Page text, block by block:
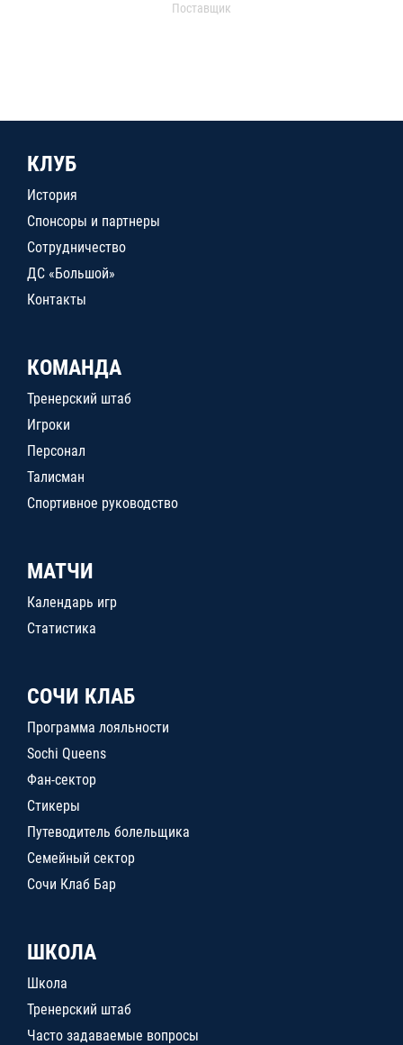
Поставщик
КЛУБ
История
Спонсоры и партнеры
Сотрудничество
ДС «Большой»
Контакты
КОМАНДА
Тренерский штаб
Игроки
Персонал
Талисман
Спортивное руководство
МАТЧИ
Календарь игр
Статистика
СОЧИ КЛАБ
Программа лояльности
Sochi Queens
Фан-сектор
Стикеры
Путеводитель болельщика
Семейный сектор
Сочи Клаб Бар
ШКОЛА
Школа
Тренерский штаб
Часто задаваемые вопросы